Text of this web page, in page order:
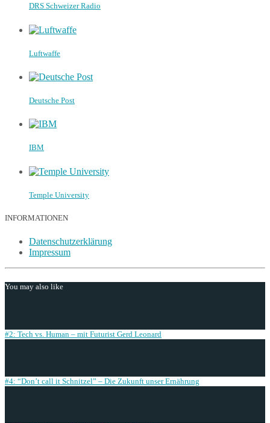
DRS Schweizer Radio
Luftwaffe
Deutsche Post
IBM
Temple University
INFORMATIONEN
Datenschutzerklärung
Impressum
You may also like
#2: Tech vs. Human – mit Futurist Gerd Leonard
#4: “Don’t call it Schnitzel” – Die Zukunft unser Ernährung